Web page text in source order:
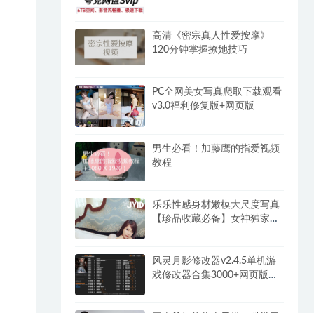
高清《密宗真人性爱按摩》
120分钟掌握撩她技巧
PC全网美女写真爬取下载观看
v3.0福利修复版+网页版
男生必看！加藤鹰的指爱视频
教程
乐乐性感身材嫩模大尺度写真
【珍品收藏必备】女神独家超
风灵月影修改器v2.4.5单机游
戏修改器合集3000+网页版永